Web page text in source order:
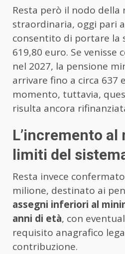
Resta però il nodo della
straordinaria, oggi pari
consentito di portare la
619,80 euro. Se venisse
nel 2027, la pensione
arrivare fino a circa 637
momento, tuttavia,
risulta ancora
L’incremento al
limiti del
Resta invece
milione, destinato ai
assegni inferiori al
anni di età, con
requisito anagrafico
contribuzione.